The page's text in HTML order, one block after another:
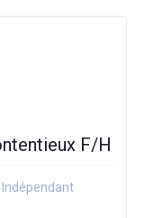
F/H
Indépendant